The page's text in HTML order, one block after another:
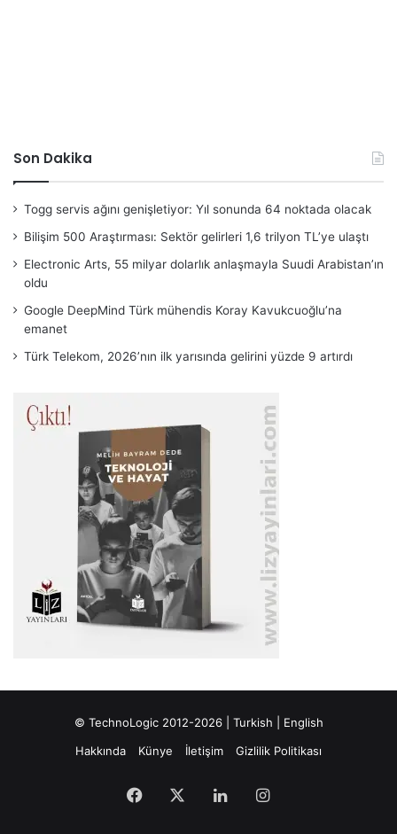
Son Dakika
Togg servis ağını genişletiyor: Yıl sonunda 64 noktada olacak
Bilişim 500 Araştırması: Sektör gelirleri 1,6 trilyon TL’ye ulaştı
Electronic Arts, 55 milyar dolarlık anlaşmayla Suudi Arabistan’ın
oldu
Google DeepMind Türk mühendis Koray Kavukcuoğlu’na
emanet
Türk Telekom, 2026’nın ilk yarısında gelirini yüzde 9 artırdı
© TechnoLogic 2012-2026 | Turkish
English
Hakkında
Künye İletişim Gizlilik Politikası
Facebook LinkedInInstagram